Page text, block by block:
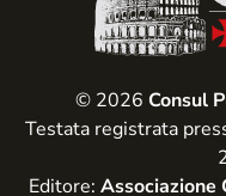
© 2026 Consul
Testata registrata
Editore: Associazione